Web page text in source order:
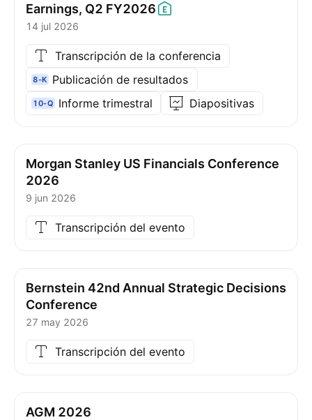
Earnings, Q2 FY2026
14 jul 2026
Transcripción de la conferencia
8-K Publicación de resultados
10-Q Informe trimestral Diapositivas
Morgan Stanley US Financials Conference
2026
9 jun 2026
Transcripción del evento
Bernstein 42nd Annual Strategic Decisions
Conference
27 may 2026
Transcripción del evento
AGM 2026